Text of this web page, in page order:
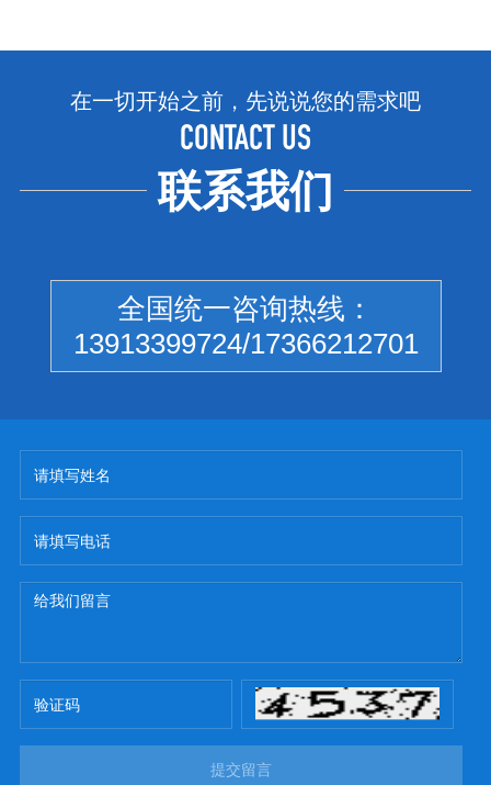
在一切开始之前，先说说您的需求吧
CONTACT US
联系我们
全国统一咨询热线：
13913399724/17366212701
提交留言